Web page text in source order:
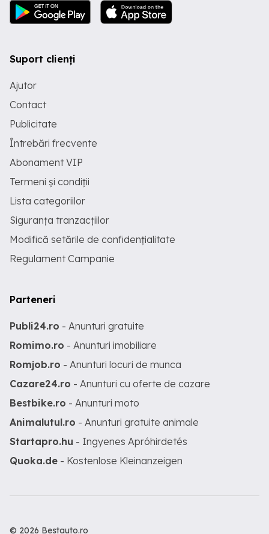
Suport clienți
Ajutor
Contact
Publicitate
Întrebări frecvente
Abonament VIP
Termeni și condiții
Lista categoriilor
Siguranța tranzacțiilor
Modifică setările de confidențialitate
Regulament Campanie
Parteneri
Publi24.ro - Anunturi gratuite
Romimo.ro - Anunturi imobiliare
Romjob.ro - Anunturi locuri de munca
Cazare24.ro - Anunturi cu oferte de cazare
Bestbike.ro - Anunturi moto
Animalutul.ro - Anunturi gratuite animale
Startapro.hu - Ingyenes Apróhirdetés
Quoka.de - Kostenlose Kleinanzeigen
© 2026 Bestauto.ro